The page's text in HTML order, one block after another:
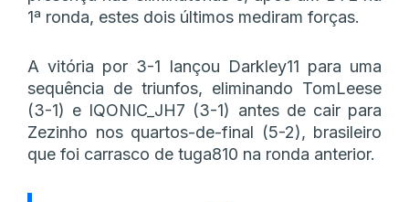
1ª ronda, estes dois últimos mediram forças.
A vitória por 3-1 lançou Darkley11 para uma
sequência de triunfos, eliminando TomLeese
(3-1) e IQONIC_JH7 (3-1) antes de cair para
Zezinho nos quartos-de-final (5-2), brasileiro
que foi carrasco de tuga810 na ronda anterior.